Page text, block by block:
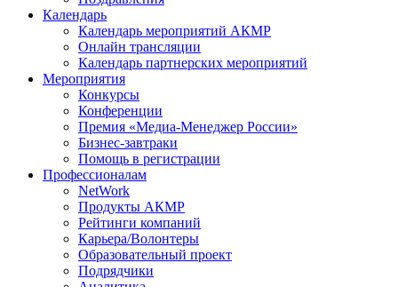
Календарь
Календарь мероприятий АКМР
Онлайн трансляции
Календарь партнерских мероприятий
Мероприятия
Конкурсы
Конференции
Премия «Медиа-Менеджер России»
Бизнес-завтраки
Помощь в регистрации
Профессионалам
NetWork
Продукты АКМР
Рейтинги компаний
Карьера/Волонтеры
Образовательный проект
Подрядчики